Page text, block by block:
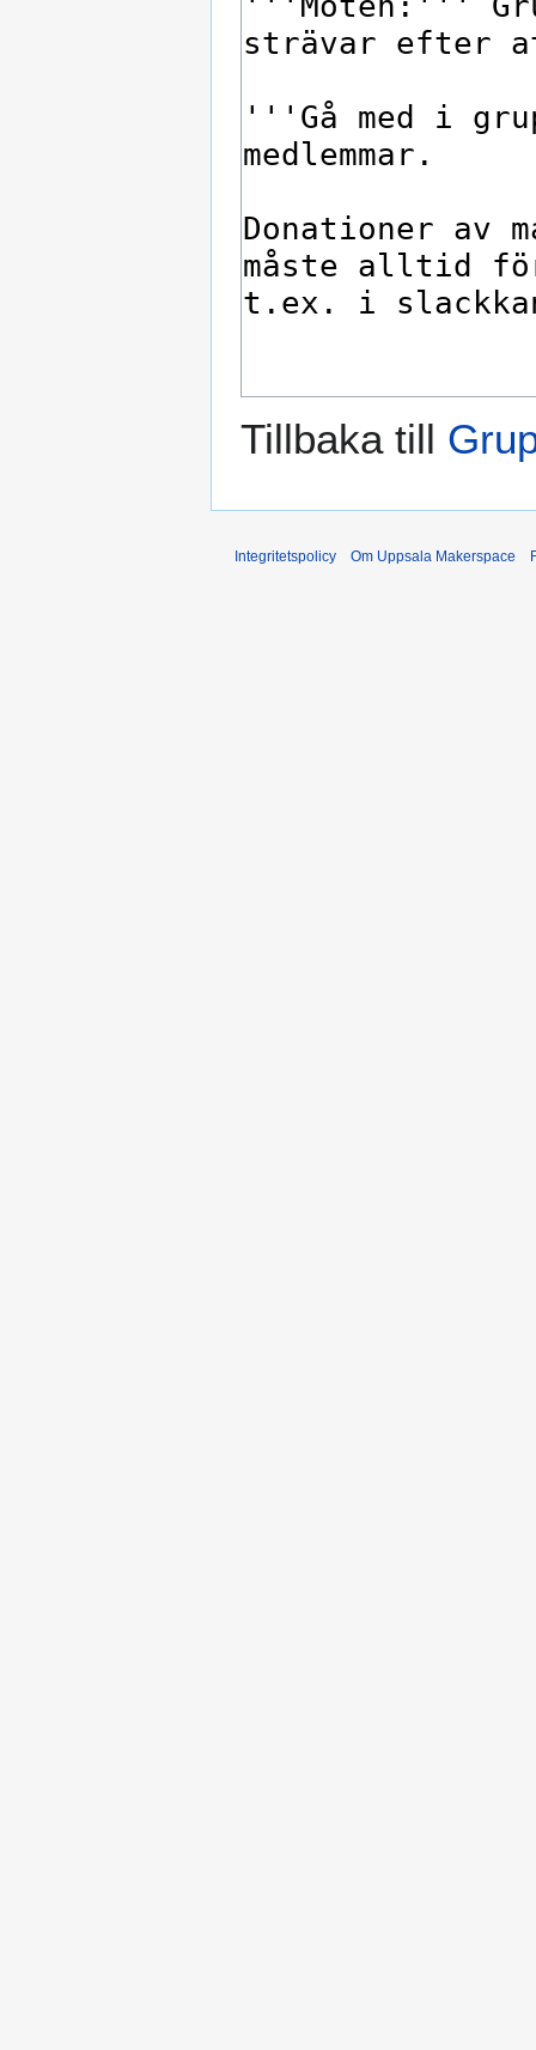
Tillbaka till
Integritetspolicy Om Uppsala Makerspace